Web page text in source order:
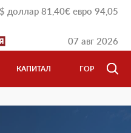
07 авг 2026
$ доллар 81,40€ евро 94,05
КАПИТАЛ ГОРОД